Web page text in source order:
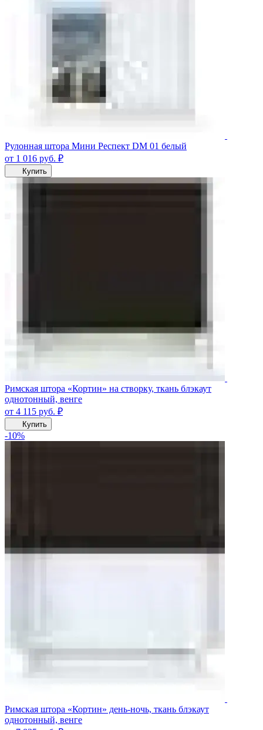
Рулонная штора Мини Респект DM 01 белый
от 1 016 руб. ₽
Купить
Римская штора «Кортин» на створку, ткань блэкаут
однотонный, венге
от 4 115 руб. ₽
Купить
-10%
Римская штора «Кортин» день-ночь, ткань блэкаут
однотонный, венге